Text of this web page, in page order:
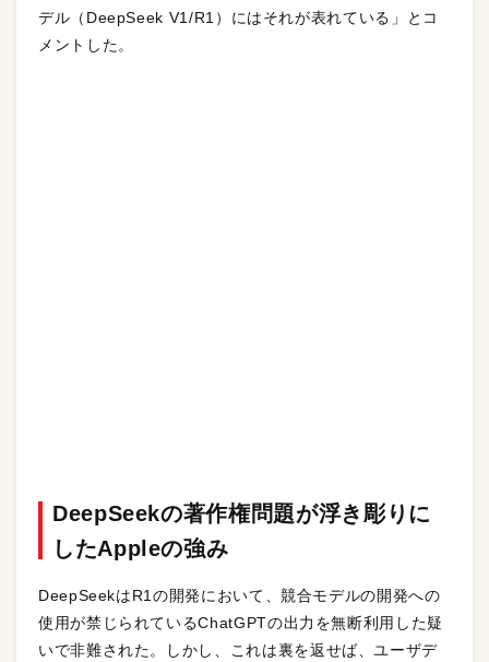
デル（DeepSeek V1/R1）にはそれが表れている」とコ
メントした。
DeepSeekの著作権問題が浮き彫りに
したAppleの強み
DeepSeekはR1の開発において、競合モデルの開発への
使用が禁じられているChatGPTの出力を無断利用した疑
いで非難された。しかし、これは裏を返せば、ユーザデ